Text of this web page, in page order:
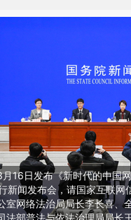
16日发布《新时代的中国
新闻发布会，请国家互联网
室网络法治局局长李长喜、
法部普法与依法治理局局长